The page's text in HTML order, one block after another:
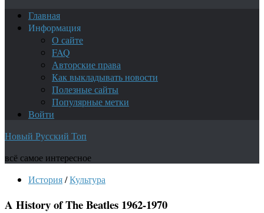
Главная
Информация
О сайте
FAQ
Авторские права
Как выкладывать новости
Полезные сайты
Популярные метки
Войти
Новый Русский Топ
всё самое интересное
История/Культура
A History of The Beatles 1962-1970